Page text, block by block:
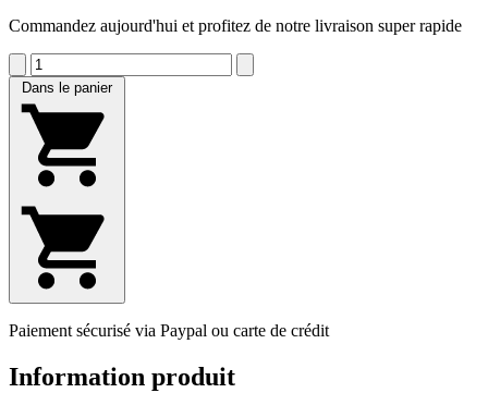
Commandez aujourd'hui et profitez de notre livraison super rapide
Dans le panier
Paiement sécurisé via Paypal ou carte de crédit
Information produit